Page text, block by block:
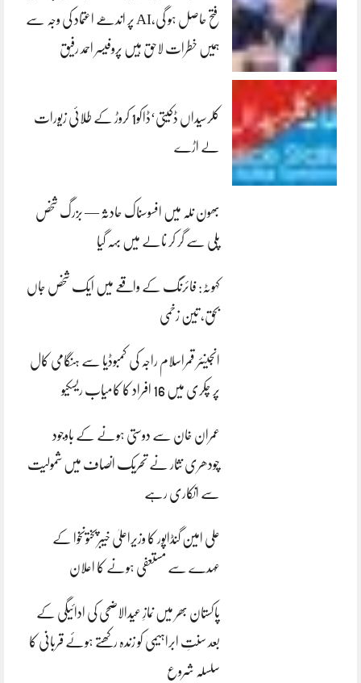
فتح حاصل ہو گی،AI پر اندھے اعتماد کی وجہ سے
ہمیں خطرات لاحق ہیں پروفیسر احمد رفیق
کلرسیداں ڈکیتی‘ڈاکو1 کروڑ کے طلائی زیورات
لے اڑے
بھون نلہ میں افسوسناک حادثہ — بزرگ شخص
پلی سے گر کر نالے میں بہہ گیا
کہوٹہ: فائرنگ کے واقعے میں ایک شخص جاں
بحق، تین زخمی
انجینئر قمراسلام راجہ کی کمبوڈیا سے ہنگامی کال
پر چکری میں 16 افراد کا کامیاب ریسکیو
عمران خان سے دوستی ہونے کے باوجود
چودھری نثار نے تحریک انصاف میں شمولیت
سے انکاری رہے
علی امین گنڈاپور کا وزیراعلیٰ خیبرپختونخوا کے
عہدے سے مستعفی ہونے کا اعلان
پاکستان بھر میں نمازِ عیدالاضحی کی ادائیگی کے
بعد سنتِ ابراہیمی کو زندہ رکھتے ہوئے قربانی کا
سلسلہ شروع